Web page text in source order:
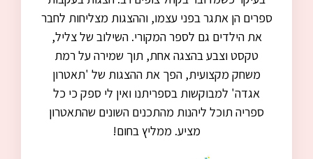
ספרים הן אתגר בפני עצמו, וההצגות מצליחות לחבר
את הילדים גם לספר המקורי. השילוב של צליל,
טקסט וצבע בהצגה אחת, תוך שמירה על רמת
משחק מקצועית, הפך את ההצגות של 'תאטרון
אגדה' למבוקשות בספריתנו ואין לי ספק כי כל
ספריה תוכל ליהנות מהתכנים השונים שהתאטרון
מציע. ממליץ בחום!